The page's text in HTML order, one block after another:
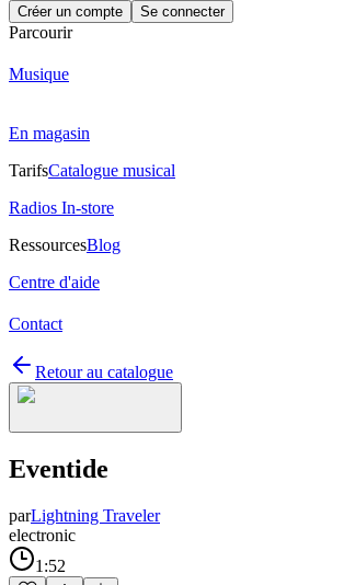
Créer un compte Se connecter
Parcourir
Musique
En magasin
TarifsCatalogue musical
Radios In-store
RessourcesBlog
Centre d'aide
Contact
Retour au catalogue
Eventide
parLightning Traveler
electronic
1:52